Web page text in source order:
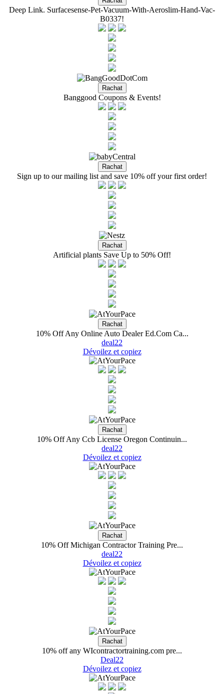
Deep Link. Surfacesense-Pet-Vacuum-With-Aeroslim-Hand-Vac-
B0337!
Banggood Coupons & Events!
Sign up to our mailing list and save 10% off your first order!
Artificial plants Save Up to 50% Off!
10% Off Any Online Auto Dealer Ed.Com Ca...
deal22
Dévoilez et copiez
10% Off Any Ccb License Oregon Continuin...
deal22
Dévoilez et copiez
10% Off Michigan Contractor Training Pre...
deal22
Dévoilez et copiez
10% off any WIcontractortraining.com pre...
Deal22
Dévoilez et copiez